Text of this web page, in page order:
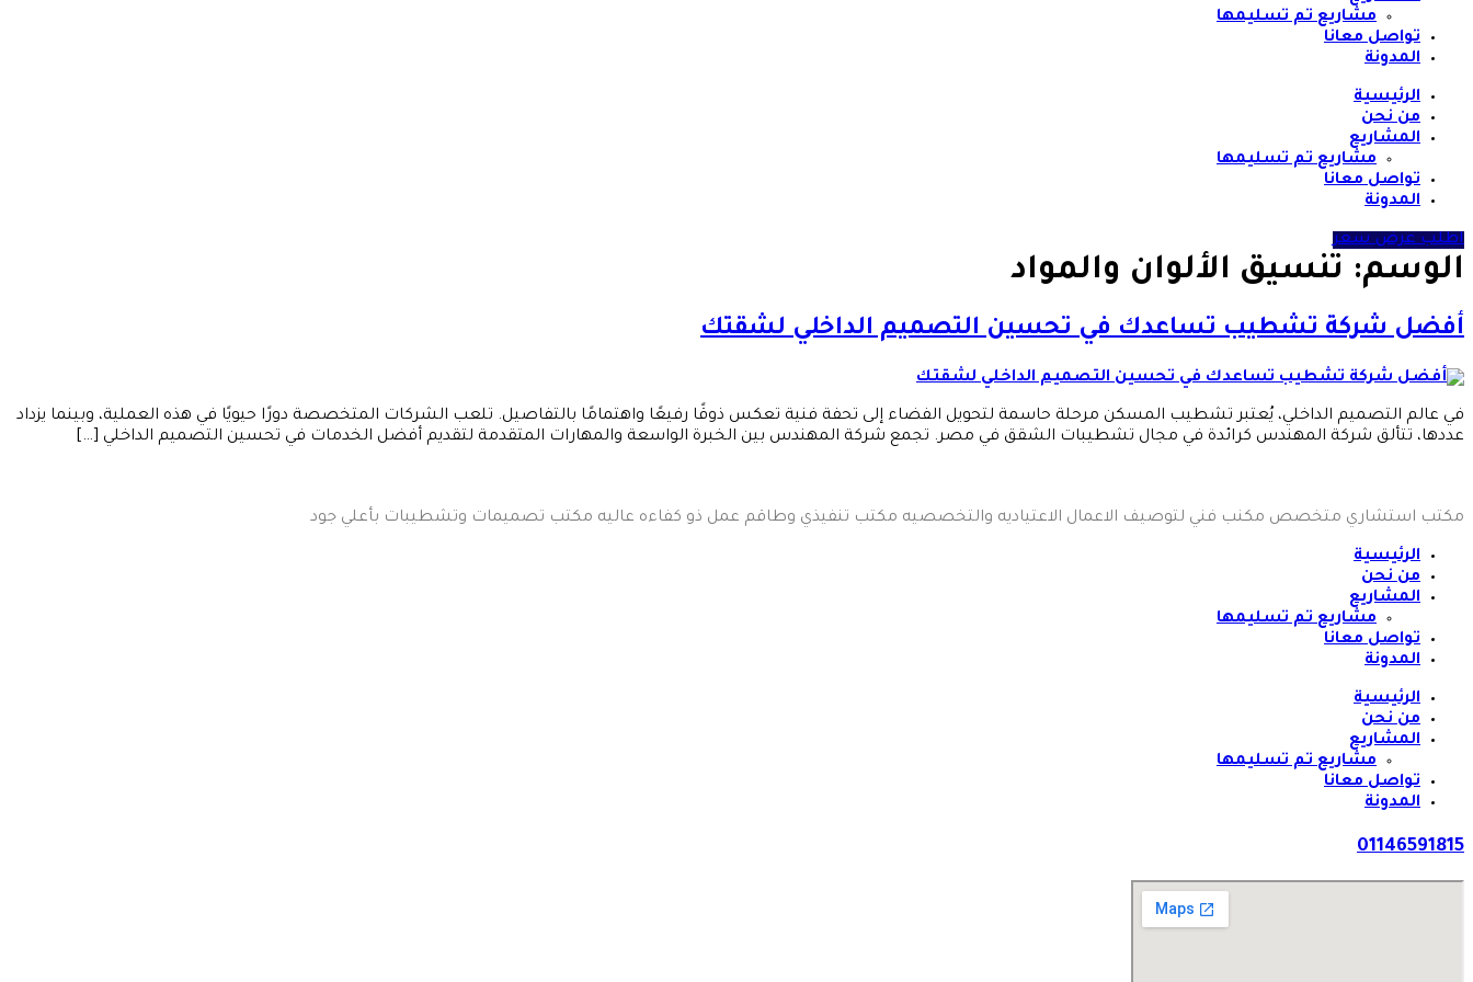
مشاريع تم تسليمها
تواصل معانا
المدونة
الرئيسية
من نحن
المشاريع
مشاريع تم تسليمها
تواصل معانا
المدونة
اطلب عرض سعر
الوسم: تنسيق الألوان والمواد
أفضل شركة تشطيب تساعدك في تحسين التصميم الداخلي لشقتك
في عالم التصميم الداخلي، يُعتبر تشطيب المسكن مرحلة حاسمة لتحويل الفضاء إلى تحفة فنية تعكس ذوقًا رفيعًا واهتمامًا بالتفاصيل. تلعب الشركات المتخصصة دورًا حيويًا في هذه العملية، وبينما يزداد
عددها، تتألق شركة المهندس كرائدة في مجال تشطيبات الشقق في مصر. تجمع شركة المهندس بين الخبرة الواسعة والمهارات المتقدمة لتقديم أفضل الخدمات في تحسين التصميم الداخلي […]
مكتب استشاري متخصص مكنب فني لتوصيف الاعمال الاعتياديه والتخصصيه مكتب تنفيذي وطاقم عمل ذو كفاءه عاليه مكتب تصميمات وتشطيبات بأعلي جود
الرئيسية
من نحن
المشاريع
مشاريع تم تسليمها
تواصل معانا
المدونة
الرئيسية
من نحن
المشاريع
مشاريع تم تسليمها
تواصل معانا
المدونة
01146591815